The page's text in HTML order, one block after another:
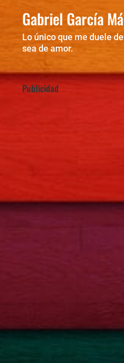
Gabriel García
Lo único que me duele
sea de amor.
Publicidad